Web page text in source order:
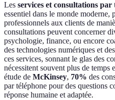
Les services et consultations par
essentiel dans le monde moderne,
professionnels aux clients de
consultations peuvent concerner
psychologie, finance, ou encore
des technologies numériques et
ces services, sonnant le glas des
nécessitent souvent plus de temps
étude de McKinsey, 70% des
par téléphone pour des questions
réponse humaine et adaptée.